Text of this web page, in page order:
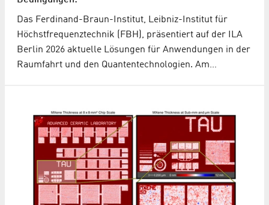
Das Ferdinand-Braun-Institut, Leibniz-Institut für
Höchstfrequenztechnik (FBH), präsentiert auf der ILA
Berlin 2026 aktuelle Lösungen für Anwendungen in der
Raumfahrt und den Quantentechnologien. Am…